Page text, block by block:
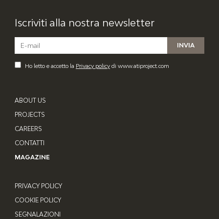
ABOUT US
PROJECTS
CAREERS
CONTATTI
MAGAZINE
PRIVACY POLICY
COOKIE POLICY
SEGNALAZIONI
Iscriviti alla nostra newsletter
Ho letto e accetto la Privacy policy di www.atiproject.com